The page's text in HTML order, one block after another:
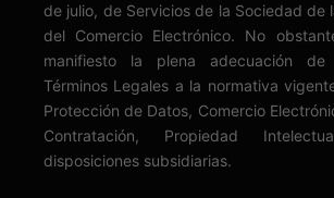
de julio, de Servicios de la Sociedad de
del Comercio Electrónico. No
manifiesto la plena adecuación de
Términos Legales a la normativa
Protección de Datos, Comercio
Contratación, Propiedad
disposiciones subsidiarias.